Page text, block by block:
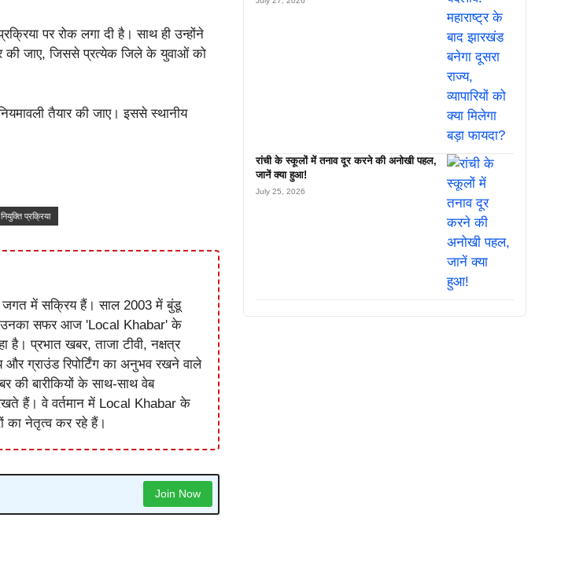
पर रोक लगा दी है। साथ ही उन्होंने
की जाए, जिससे प्रत्येक जिले के युवाओं को
तैयार की जाए। इससे स्थानीय
नियुक्ति प्रक्रिया
जगत में सक्रिय हैं। साल 2003 में बुंडू
सफर आज 'Local Khabar' के
है। प्रभात खबर, ताजा टीवी, नक्षत्र
ग्राउंड रिपोर्टिंग का अनुभव रखने वाले
बारीकियों के साथ-साथ वेब
हैं। वे वर्तमान में Local Khabar के
का नेतृत्व कर रहे हैं।
Join Now
रांची के स्कूलों में तनाव दूर करने की अनोखी पहल,
जानें क्या हुआ!
July 25, 2026